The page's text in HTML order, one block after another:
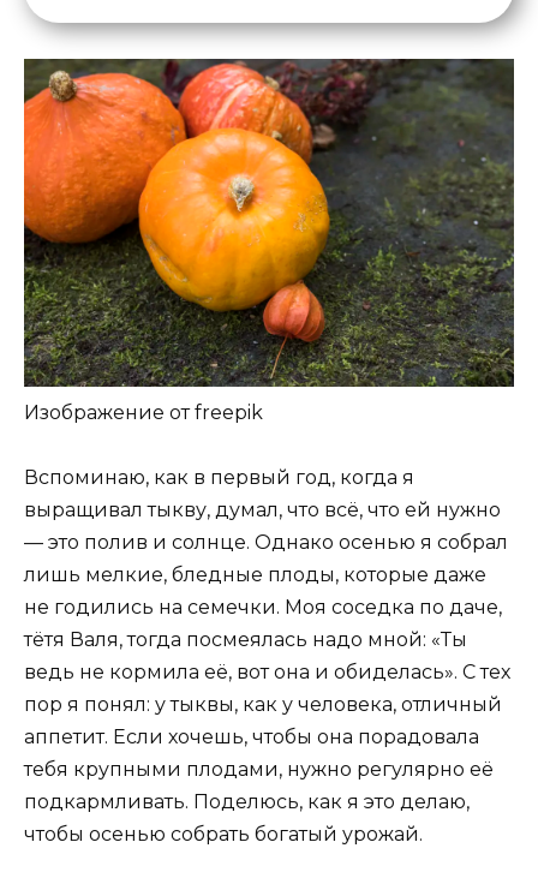
Изображение от freepik
Вспоминаю, как в первый год, когда я
выращивал тыкву, думал, что всё, что ей нужно
— это полив и солнце. Однако осенью я собрал
лишь мелкие, бледные плоды, которые даже
не годились на семечки. Моя соседка по даче,
тётя Валя, тогда посмеялась надо мной: «Ты
ведь не кормила её, вот она и обиделась». С тех
пор я понял: у тыквы, как у человека, отличный
аппетит. Если хочешь, чтобы она порадовала
тебя крупными плодами, нужно регулярно её
подкармливать. Поделюсь, как я это делаю,
чтобы осенью собрать богатый урожай.